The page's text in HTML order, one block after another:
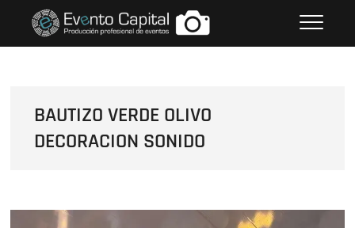
contenido
FOTOS GRUPO EMPRESARIAL
BAUTIZO VERDE OLIVO
DECORACION SONIDO